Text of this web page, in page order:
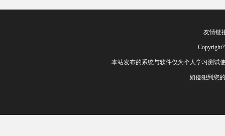
友情链
本站发布的系统与软件仅为个人学习测试
如侵犯到您